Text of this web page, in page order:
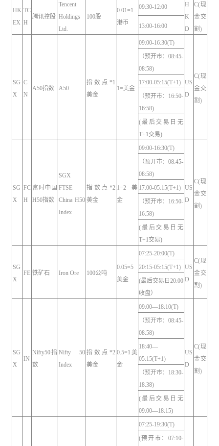
HK
EX
TC
H
腾讯控股
Tencent
Holdings
Ltd.
100股
0.01=1
港币
09:30-12:00
H
K
D
C(现
金交
割)
13:00-16:00
SG
X
C
N
A50指数 A50
指数点*1
美金
1=美金
09:00-16:30(T)
US
D
C(现
金交
割)
（预开市：08:45-
08:58)
17:00-05:15(T+1)
（预开市：16:50-
16:58)
(最后交易日无
T+1交易)
SG
X
FC
H
富时中国
H50指数
SGX
FTSE
China H50
Index
指数点*2
美金
1=2美
金
09:00-16:30(T)
US
D
C(现
金交
割)
（预开市：08:45-
08:58)
17:00-05:15(T+1)
（预开市：16:50-
16:58)
(最后交易日无
T+1交易)
SG
X
FE 铁矿石 Iron Ore 100公吨
0.05=5
美金
07:25-20:00(T)
US
D
C(现
金交
割)
20:15-05:15(T+1)
(最后交易日20:00
收盘）
SG
X
IN
Nifty50指
数
Nifty 50
Index
指数点*2
美金
0.5=1美
金
09:00—18:10(T)
US
D
C(现
金交
割)
（预开市：08:45-
08:58)
18:40—
05:15(T+1)
（预开市：18:30-
18:38)
(最后交易日无
09:00—18:15)
07:25-19:30(T)
(预开市：07:10-